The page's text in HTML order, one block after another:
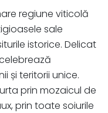
regiune viticolă
sale
istorice. Delicat
și teritorii unice.
prin mozaicul de
prin toate soiurile